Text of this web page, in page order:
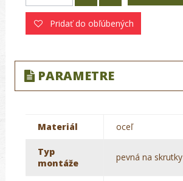
Pridať do obľúbených
PARAMETRE
Materiál oceľ
Typ
montáže
pevná na skrutky